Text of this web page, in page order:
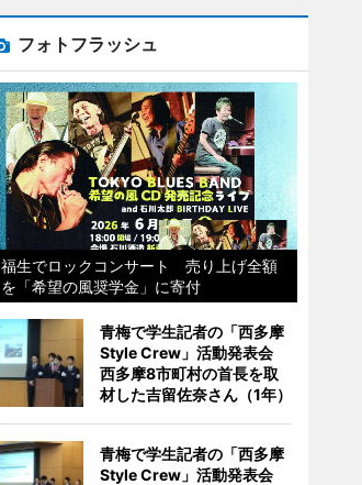
フォトフラッシュ
福生でロックコンサート 売り上げ全額
を「希望の風奨学金」に寄付
青梅で学生記者の「西多摩
Style Crew」活動発表会
西多摩8市町村の首長を取
材した吉留佐奈さん（1年）
青梅で学生記者の「西多摩
Style Crew」活動発表会